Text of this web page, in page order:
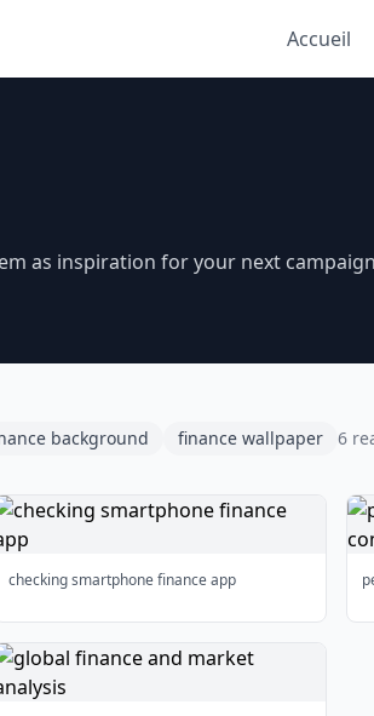
Accueil
as inspiration for your next
background finance wallpaper 6
checking smartphone finance app